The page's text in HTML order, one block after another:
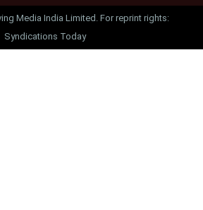
Media India Limited. For reprint rights:
Syndications Today